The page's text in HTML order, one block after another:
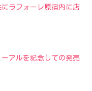
ラフォーレ原宿内に店
アルを記念しての発売